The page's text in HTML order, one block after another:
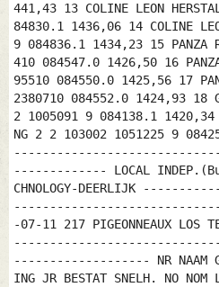
441,43 13 COLINE LEON
84830.1 1436,06 14 COLINE
9 084836.1 1434,23 15 PANZA
410 084547.0 1426,50 16
95510 084550.0 1425,56 17
2380710 084552.0 1424,93 18
2 1005091 9 084138.1 1420,34
NG 2 2 103002 1051225 9
------------- LOCAL
CHNOLOGY-DEERLIJK
-07-11 217 PIGEONNEAUX
------------------- NR NAAM
ING JR BESTAT SNELH. NO NOM